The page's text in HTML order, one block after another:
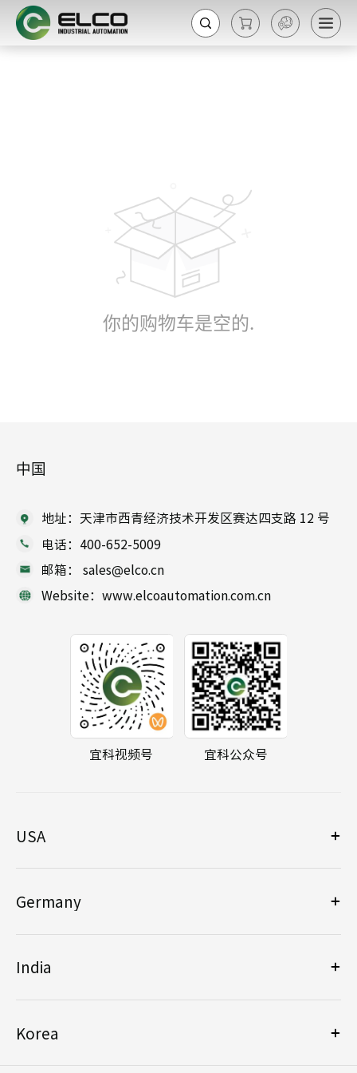
你的购物车是空的.
中国
地址：天津市西青经济技术开发区赛达四支路 12 号
电话：400-652-5009
邮箱： sales@elco.cn
Website：www.elcoautomation.com.cn
宜科视频号 宜科公众号
USA
Germany
India
Korea